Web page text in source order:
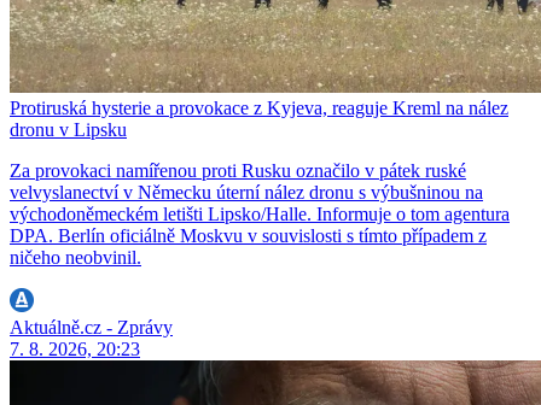
Protiruská hysterie a provokace z Kyjeva, reaguje Kreml na nález
dronu v Lipsku
Za provokaci namířenou proti Rusku označilo v pátek ruské
velvyslanectví v Německu úterní nález dronu s výbušninou na
východoněmeckém letišti Lipsko/Halle. Informuje o tom agentura
DPA. Berlín oficiálně Moskvu v souvislosti s tímto případem z
ničeho neobvinil.
Aktuálně.cz - Zprávy
7. 8. 2026, 20:23